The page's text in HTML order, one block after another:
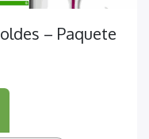
– Paquete